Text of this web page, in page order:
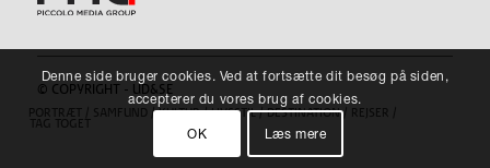
© COPYRIGHT - UD&SE
PORTRÆT
SAMFUND KULTUR LIVSSTIL DESTINATION REJSER
TAG TOGET
Denne side bruger cookies. Ved at fortsætte dit besøg på siden,
accepterer du vores brug af cookies.
OK Læs mere